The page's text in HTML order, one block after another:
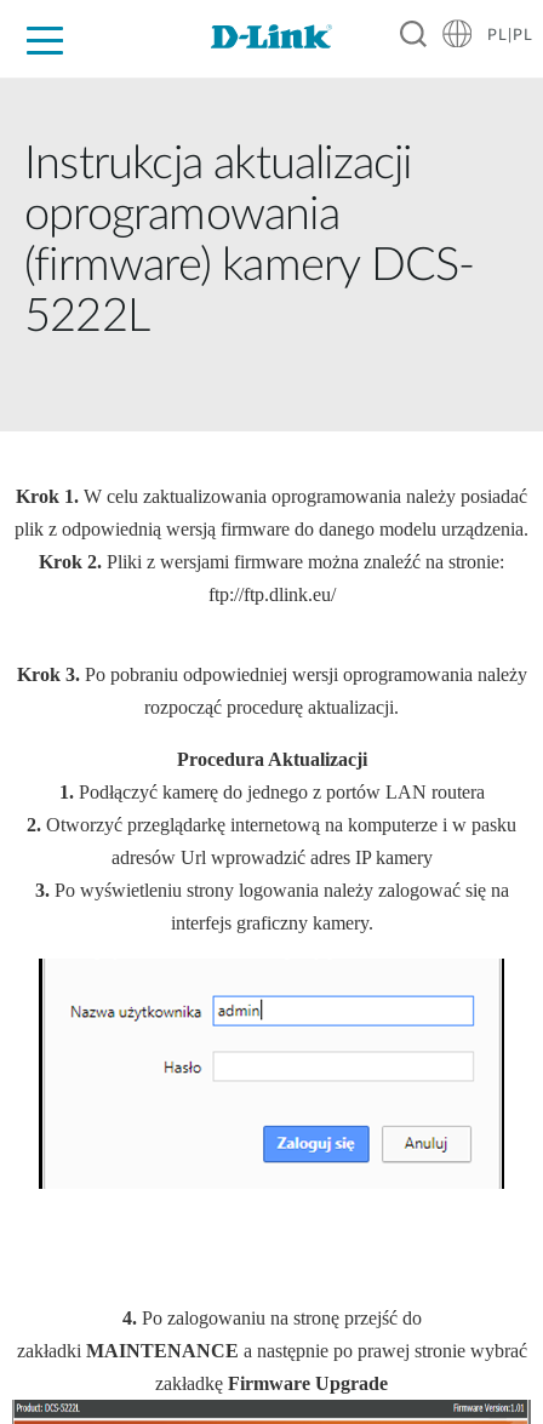
PL|PL
Instrukcja aktualizacji
oprogramowania
(firmware) kamery DCS-
5222L
Krok 1. W celu zaktualizowania oprogramowania należy posiadać
plik z odpowiednią wersją firmware do danego modelu urządzenia.
Krok 2. Pliki z wersjami firmware można znaleźć na stronie:
ftp://ftp.dlink.eu/
Krok 3. Po pobraniu odpowiedniej wersji oprogramowania należy
rozpocząć procedurę aktualizacji.
Procedura Aktualizacji
1. Podłączyć kamerę do jednego z portów LAN routera
2. Otworzyć przeglądarkę internetową na komputerze i w pasku
adresów Url wprowadzić adres IP kamery
3. Po wyświetleniu strony logowania należy zalogować się na
interfejs graficzny kamery.
4. Po zalogowaniu na stronę przejść do
zakładki MAINTENANCE a następnie po prawej stronie wybrać
zakładkę Firmware Upgrade